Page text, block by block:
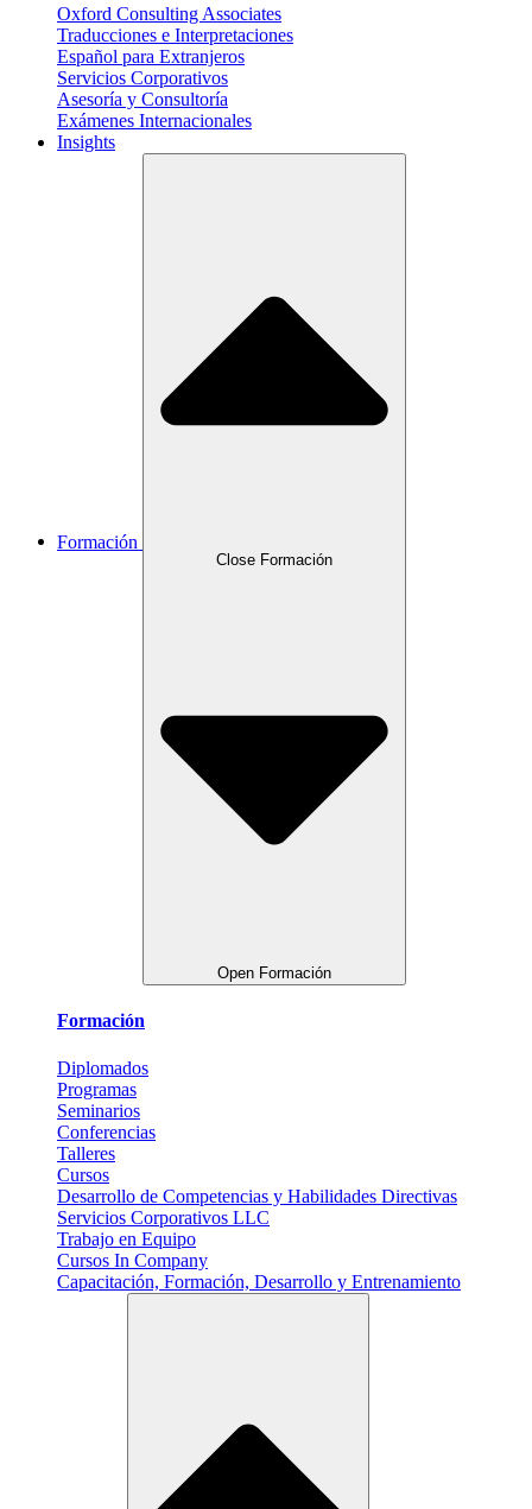
Oxford Consulting Associates
Traducciones e Interpretaciones
Español para Extranjeros
Servicios Corporativos
Asesoría y Consultoría
Exámenes Internacionales
Insights
Formación
Close Formación
Open Formación
Formación
Diplomados
Programas
Seminarios
Conferencias
Talleres
Cursos
Desarrollo de Competencias y Habilidades Directivas
Servicios Corporativos LLC
Trabajo en Equipo
Cursos In Company
Capacitación, Formación, Desarrollo y Entrenamiento